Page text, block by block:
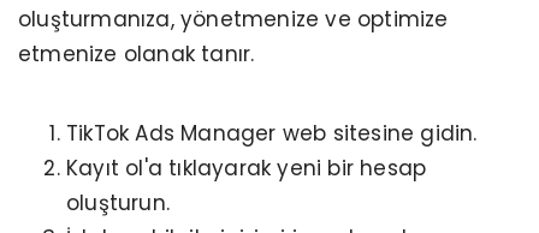
oluşturmanıza, yönetmenize ve optimize
etmenize olanak tanır.
TikTok Ads Manager web sitesine gidin.
Kayıt ol'a tıklayarak yeni bir hesap
oluşturun.